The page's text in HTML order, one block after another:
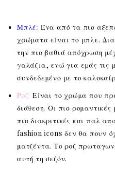
Μπλέ: Ένα από τα πιο
χρώματα είναι το μπλε.
την πιο βαθιά απόχρωση
γαλάζια, ενώ για εμάς τις
συνδεδεμένο με το
Ροζ: Είναι το χρώμα που
διάθεση. Οι πιο
πιο διακριτικές και παλ
fashion icons δεν θα πουν
ματζέντα. Το ροζ
αυτή τη σεζόν.